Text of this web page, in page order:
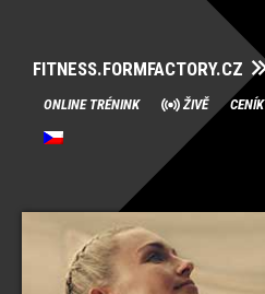
FITNESS.FORMFACTORY.CZ
Přeskočit
na
obsah
ONLINE TRÉNINK ŽIVĚ CENÍK